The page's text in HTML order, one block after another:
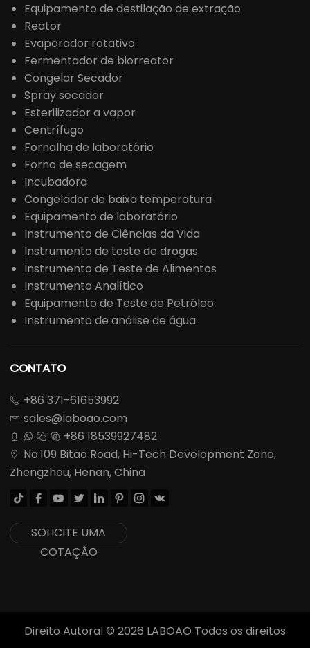
Equipamento de destilação de extração
Reator
Evaporador rotativo
Fermentador de biorreator
Congelar Secador
Spray secador
Esterilizador a vapor
Centrífugo
Fornalha de laboratório
Forno de secagem
Incubadora
Congelador de baixa temperatura
Equipamento de laboratório
Instrumento de Ciências da Vida
Instrumento de teste de drogas
Instrumento de Teste de Alimentos
Instrumento Analítico
Equipamento de Teste de Petróleo
Instrumento de análise de água
CONTATO
 +86 371-61653992
 sales@laboao.com
    +86 18539927482

No.109 Bitao Road, Hi-Tech Development Zone,
Zhengzhou, Henan, China
       
SOLICITE UMA
COTAÇÃO
Direito Autoral © 2026 LABOAO Todos os direitos